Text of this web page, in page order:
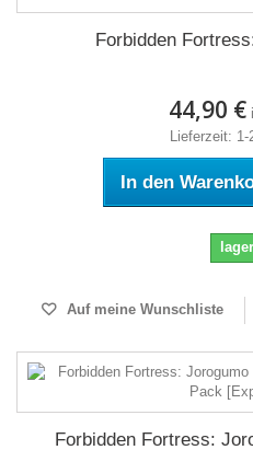
Forbidden
44,90 €
Lieferzeit:
In den
Auf meine Wunschliste
Forbidden Fortress: